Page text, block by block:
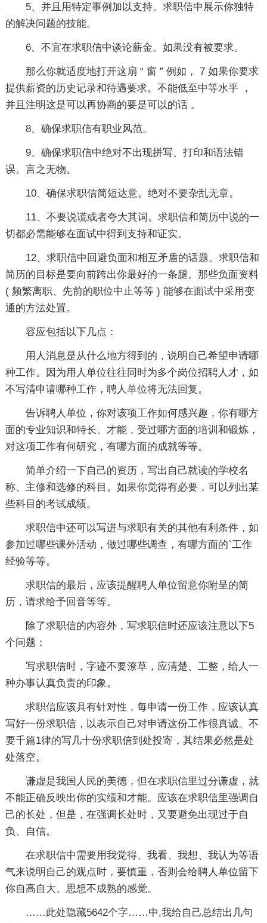
5、并且用特定事例加以支持。求职信中展示你独特
的解决问题的技能。
6、不宜在求职信中谈论薪金。如果没有被要求。
那么你就适度地打开这扇 “ 窗 ” 例如， 7 如果你要求
提供薪资的历史记录和待遇要求。不能低至中等水平 ，
并且注明这是可以再协商的要是可以的话 。
8、确保求职信有职业风范。
9、确保求职信中绝对不出现拼写、打印和语法错
误。言之无物。
10、确保求职信简短达意。绝对不要杂乱无章。
11、不要说谎或者夸大其词。求职信和简历中说的一
切都必需能够在面试中得到支持和证实。
12、求职信中回避负面和相互矛盾的话题。求职信和
简历的目标是要向前跨出你最好的一条腿。那些负面资料
( 频繁离职、先前的职位中止等等 ) 能够在面试中采用变
通的方法处置。
容应包括以下几点：
用人消息是从什么地方得到的，说明自己希望申请哪
种工作。因为用人单位往往同时为多个岗位招聘人才，如
不写清申请哪种工作，聘人单位将无法回复。
告诉聘人单位，你对该项工作如何感兴趣，你有哪方
面的专业知识和特长、才能，受过哪方面的培训和锻炼，
对这项工作有何研究，有哪方面的成就等等。
简单介绍一下自己的资历，写出自己就读的学校名
称、主修和选修的科目。如果你觉得有必要，可以列出某
些科目的考试成绩。
求职信中还可以写进与求职有关的其他有利条件，如
参加过哪些课外活动，做过哪些调查，有哪方面的`工作
经验等等。
求职信的最后，应该提醒聘人单位留意你附呈的简
历，请求给予回音等等。
除了求职信的内容外，写求职信时还应该注意以下5
个问题：
写求职信时，字迹不要潦草，应清楚、工整，给人一
种办事认真负责的印象。
求职信应该具有针对性，每申请一份工作，应该认真
写好一份求职信，以表示自己对申请这份工作很真诚。不
要千篇1律的写几十份求职信到处投寄，其结果必然是处
处落空。
谦虚是我国人民的美德，但在求职信里过分谦虚，就
不能正确反映出你的实绩和才能。应该在求职信里强调自
己的长处，但是，在强调长处时，又要避免出现过于自
负、自信。
在求职信中需要用我觉得、我看、我想、我认为等语
气来说明自己的观点时，要慎重，否则会给聘人单位留下
你自高自大、思想不成熟的感觉。
……此处隐藏5642个字……中,我给自己总结出几句